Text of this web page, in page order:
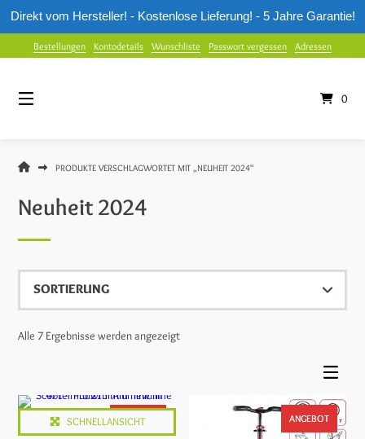
Direkt vom Hersteller! - Kostenlose Lieferung! - 5 Jahre Garantie!
zum
Bestellungen Kontodetails Wunschliste Passwort vergessen Adressen
0
MUUWMIPRODUKTE VERSCHLAGWORTET MIT „NEUHEIT 2024“
Neuheit 2024
Alle 7 Ergebnisse werden angezeigt
ANGEBOT
SCHNELLANSICHT ANGEBOT